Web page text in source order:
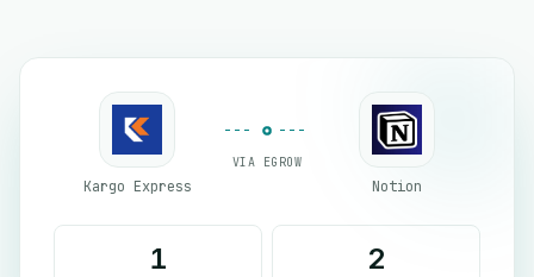
Kargo Express
VIA EGROW
Notion
1 2